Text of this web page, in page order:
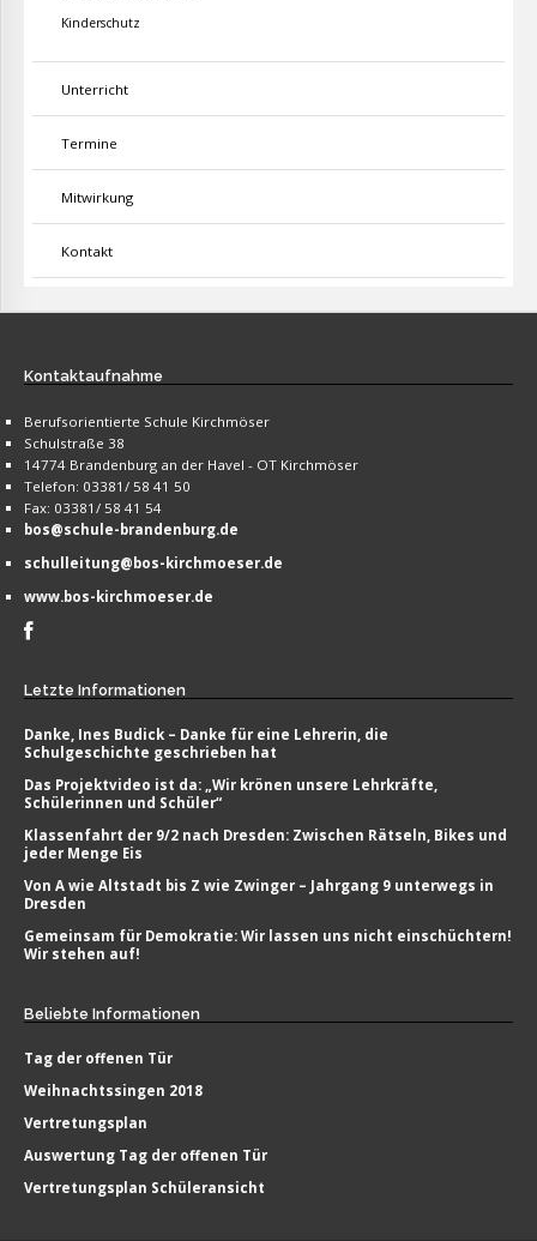
Kinderschutz
Unterricht
Termine
Mitwirkung
Kontakt
Kontaktaufnahme
Berufsorientierte Schule Kirchmöser
Schulstraße 38
14774 Brandenburg an der Havel - OT Kirchmöser
Telefon: 03381/ 58 41 50
Fax: 03381/ 58 41 54
bos@schule-brandenburg.de
schulleitung@bos-kirchmoeser.de
www.bos-kirchmoeser.de
Letzte Informationen
Danke, Ines Budick – Danke für eine Lehrerin, die
Schulgeschichte geschrieben hat
Das Projektvideo ist da: „Wir krönen unsere Lehrkräfte,
Schülerinnen und Schüler“
Klassenfahrt der 9/2 nach Dresden: Zwischen Rätseln, Bikes und
jeder Menge Eis
Von A wie Altstadt bis Z wie Zwinger – Jahrgang 9 unterwegs in
Dresden
Gemeinsam für Demokratie: Wir lassen uns nicht einschüchtern!
Wir stehen auf!
Beliebte Informationen
Tag der offenen Tür
Weihnachtssingen 2018
Vertretungsplan
Auswertung Tag der offenen Tür
Vertretungsplan Schüleransicht